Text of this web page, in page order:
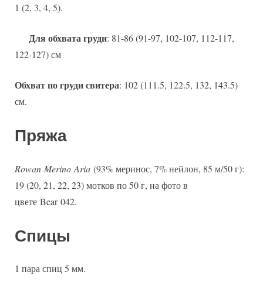
1 (2, 3, 4, 5).
Для обхвата груди: 81-86 (91-97, 102-107, 112-117,
122-127) см
Обхват по груди свитера: 102 (111.5, 122.5, 132, 143.5)
см.
Пряжа
Rowan Merino Aria (93% меринос, 7% нейлон, 85 м/50 г):
19 (20, 21, 22, 23) мотков по 50 г, на фото в
цвете Bear 042.
Спицы
1 пара спиц 5 мм.